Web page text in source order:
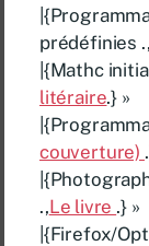
prédéfinies .,
|{Mathc
litéraire.} »
couverture)
.,Le livre .} »
|{Firefox/